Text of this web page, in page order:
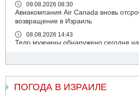
09.08.2026 08:30
Авиакомпания Air Canada вновь
возвращение в Израиль
08.08.2026 14:43
Тело мужчины обнаружено сегодня на
08.08.2026 11:02
ПОГОДА В ИЗРАИЛЕ